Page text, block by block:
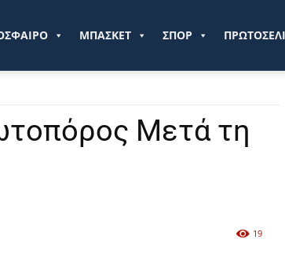
ΜΠΑΣΚΕΤ ΣΠΟΡ
Μετά τη
19